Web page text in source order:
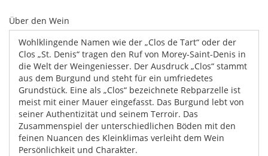
Über den Wein
Wohlklingende Namen wie der „Clos de Tart“ oder der
Clos „St. Denis“ tragen den Ruf von Morey-Saint-Denis in
die Welt der Weingeniesser. Der Ausdruck „Clos“ stammt
aus dem Burgund und steht für ein umfriedetes
Grundstück. Eine als „Clos“ bezeichnete Rebparzelle ist
meist mit einer Mauer eingefasst. Das Burgund lebt von
seiner Authentizität und seinem Terroir. Das
Zusammenspiel der unterschiedlichen Böden mit den
feinen Nuancen des Kleinklimas verleiht dem Wein
Persönlichkeit und Charakter.